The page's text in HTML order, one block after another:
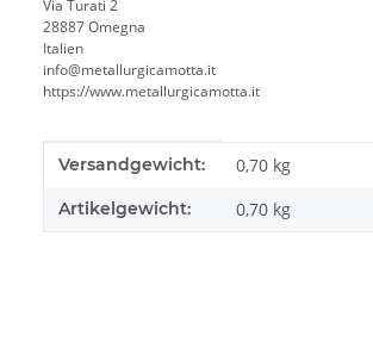
Via Turati 2
28887 Omegna
Italien
info@metallurgicamotta.it
https://www.metallurgicamotta.it
Produkteigenschaft
Wert
Versandgewicht: 0,70 kg
Artikelgewicht: 0,70 kg